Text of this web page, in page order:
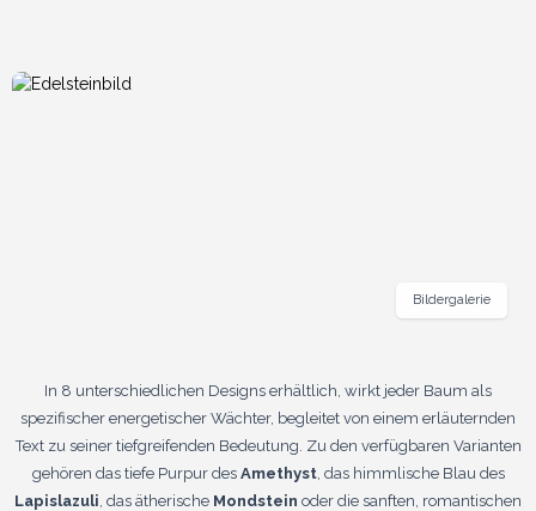
In 8 unterschiedlichen Designs erhältlich, wirkt jeder Baum als
spezifischer energetischer Wächter, begleitet von einem erläuternden
Text zu seiner tiefgreifenden Bedeutung. Zu den verfügbaren Varianten
gehören das tiefe Purpur des Amethyst, das himmlische Blau des
Lapislazuli , das ätherische Mondstein oder die sanften, romantischen
Bildergalerie